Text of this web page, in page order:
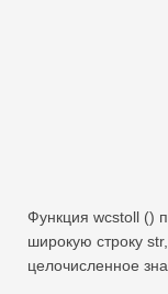
Функция wcstoll ()
широкую строку
целочисленное